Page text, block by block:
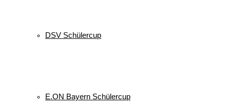
DSV Schülercup
E.ON Bayern Schülercup